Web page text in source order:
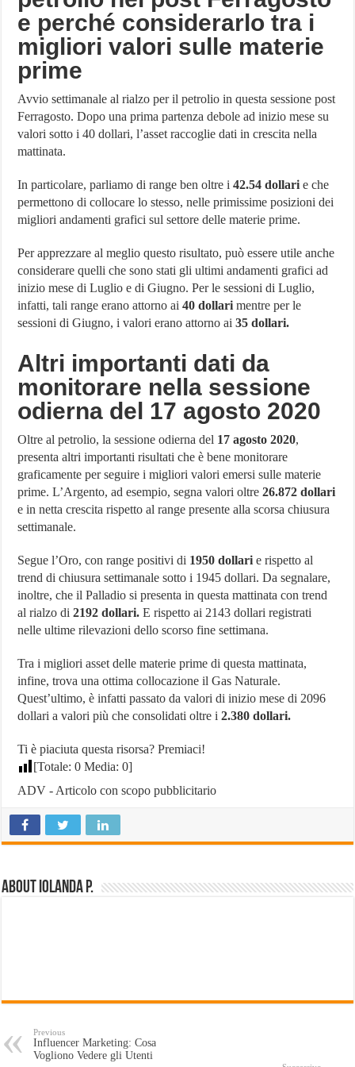
e perché considerarlo tra i
migliori valori sulle materie
prime
Avvio settimanale al rialzo per il petrolio in questa sessione post
Ferragosto. Dopo una prima partenza debole ad inizio mese su
valori sotto i 40 dollari, l’asset raccoglie dati in crescita nella
mattinata.
In particolare, parliamo di range ben oltre i42.54 dollari e che
permettono di collocare lo stesso, nelle primissime posizioni dei
migliori andamenti grafici sul settore delle materie prime.
Per apprezzare al meglio questo risultato, può essere utile anche
considerare quelli che sono stati gli ultimi andamenti grafici ad
inizio mese di Luglio e di Giugno. Per le sessioni di Luglio,
infatti, tali range erano attorno ai40 dollari mentre per le
sessioni di Giugno, i valori erano attorno ai 35 dollari.
Altri importanti dati da
monitorare nella sessione
odierna del 17 agosto 2020
Oltre al petrolio, la sessione odierna del 17 agosto 2020,
presenta altri importanti risultati che è bene monitorare
graficamente per seguire i migliori valori emersi sulle materie
prime. L’Argento, ad esempio, segna valori oltre26.872 dollari
e in netta crescita rispetto al range presente alla scorsa chiusura
settimanale.
Segue l’Oro, con range positivi di 1950 dollari e rispetto al
trend di chiusura settimanale sotto i 1945 dollari. Da segnalare,
inoltre, che il Palladio si presenta in questa mattinata con trend
al rialzo di2192 dollari.E rispetto ai 2143 dollari registrati
nelle ultime rilevazioni dello scorso fine settimana.
Tra i migliori asset delle materie prime di questa mattinata,
infine, trova una ottima collocazione il Gas Naturale.
Quest’ultimo, è infatti passato da valori di inizio mese di 2096
dollari a valori più che consolidati oltre i2.380 dollari.
Ti è piaciuta questa risorsa? Premiaci!
[Totale:0 Media:0]
ADV - Articolo con scopo pubblicitario
About Iolanda P.
Previous
Influencer Marketing: Cosa
Vogliono Vedere gli Utenti